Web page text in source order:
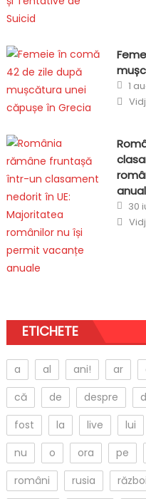
on
1
on
30
ETICHETE
a al ani! ar
că
de despre
fost
la live lui
nu
o ora pe
români
rusia război